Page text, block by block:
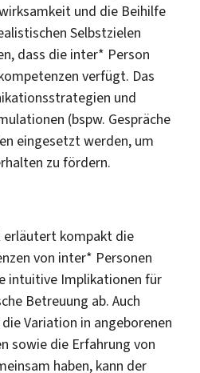
und die Beihilfe
Selbstzielen
dass die inter* Person
verfügt. Das
und
(bspw. Gespräche
eingesetzt werden, um
zu fördern.
erläutert kompakt die
von inter* Personen
intuitive Implikationen für
Betreuung ab. Auch
Variation in angeborenen
sowie die Erfahrung von
haben, kann der